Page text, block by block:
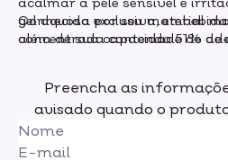
gel aquosa exclusiva,
concentrada contendo 51% de
pele.
Conhecida por seu material
além de sua capacidade de
Preencha as
avisado quando o